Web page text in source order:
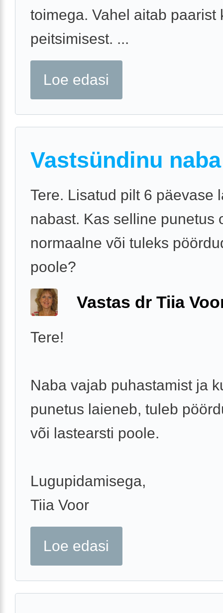
toimega. Vahel aitab paarist
peitsimisest. ...
Loe edasi
Vastsündinu naba
Tere. Lisatud pilt 6 päevase
nabast. Kas selline punetus
normaalne või tuleks
poole?
Vastas dr Tiia
Tere!
Naba vajab puhastamist ja
punetus laieneb, tuleb
või lastearsti poole.
Lugupidamisega,
Tiia Voor
Loe edasi